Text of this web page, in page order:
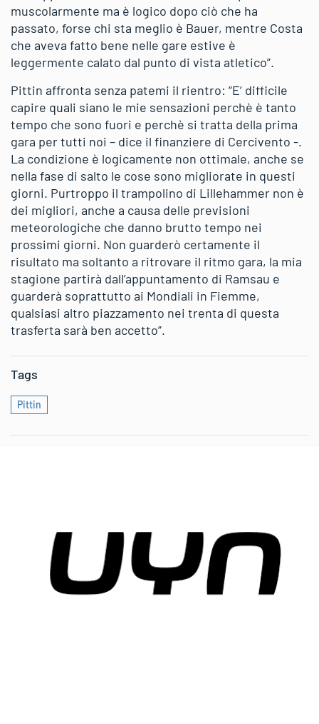
muscolarmente ma è logico dopo ciò che ha
passato, forse chi sta meglio è Bauer, mentre Costa
che aveva fatto bene nelle gare estive è
leggermente calato dal punto di vista atletico”.
Pittin affronta senza patemi il rientro: “E’ difficile
capire quali siano le mie sensazioni perchè è tanto
tempo che sono fuori e perchè si tratta della prima
gara per tutti noi – dice il finanziere di Cercivento -.
La condizione è logicamente non ottimale, anche se
nella fase di salto le cose sono migliorate in questi
giorni. Purtroppo il trampolino di Lillehammer non è
dei migliori, anche a causa delle previsioni
meteorologiche che danno brutto tempo nei
prossimi giorni. Non guarderò certamente il
risultato ma soltanto a ritrovare il ritmo gara, la mia
stagione partirà dall’appuntamento di Ramsau e
guarderà soprattutto ai Mondiali in Fiemme,
qualsiasi altro piazzamento nei trenta di questa
trasferta sarà ben accetto”.
Tags
Pittin